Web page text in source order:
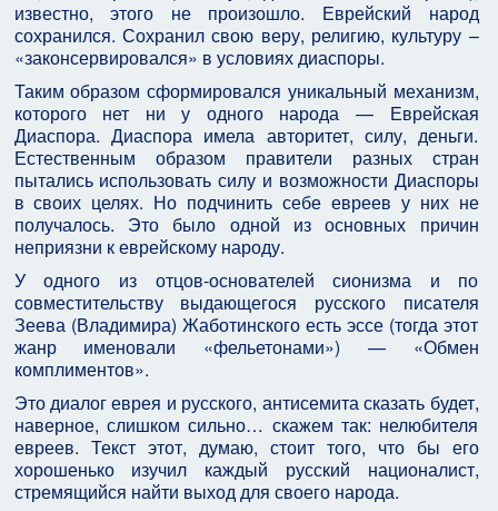
известно, этого не произошло. Еврейский народ
сохранился. Сохранил свою веру, религию, культуру –
«законсервировался» в условиях диаспоры.
Таким образом сформировался уникальный механизм,
которого нет ни у одного народа — Еврейская
Диаспора. Диаспора имела авторитет, силу, деньги.
Естественным образом правители разных стран
пытались использовать силу и возможности Диаспоры
в своих целях. Но подчинить себе евреев у них не
получалось. Это было одной из основных причин
неприязни к еврейскому народу.
У одного из отцов-основателей сионизма и по
совместительству выдающегося русского писателя
Зеева (Владимира) Жаботинского есть эссе (тогда этот
жанр именовали «фельетонами») — «Обмен
комплиментов».
Это диалог еврея и русского, антисемита сказать будет,
наверное, слишком сильно… скажем так: нелюбителя
евреев. Текст этот, думаю, стоит того, что бы его
хорошенько изучил каждый русский националист,
стремящийся найти выход для своего народа.